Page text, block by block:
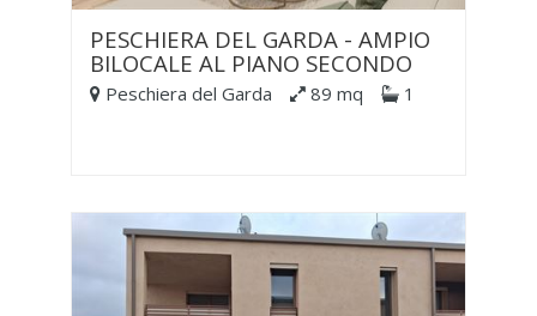
PESCHIERA DEL GARDA - AMPIO
BILOCALE AL PIANO SECONDO
Peschiera del Garda 89 mq 1